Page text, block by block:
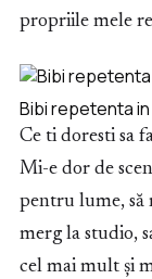
propriile mele
Bibi repetenta
Ce ti doresti sa
Mi-e dor de
pentru lume, să
merg la studio,
cel mai mult și